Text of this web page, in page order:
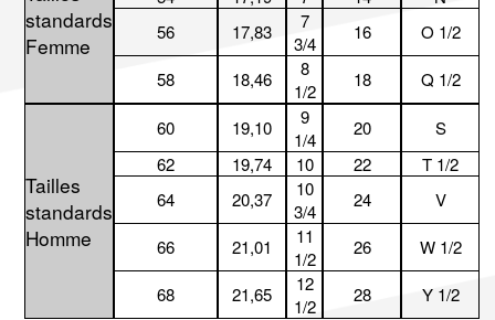
standards
Femme
56
17,83
7
3/4
16 O 1/2
58 18,46
8
1/2
18 Q 1/2
Tailles
standards
Homme
60 19,10
9
1/4
20
S
62
19,74 10 22
T 1/2
64
20,37
10
3/4
24 V
66 21,01
11
1/2
26 W 1/2
68 21,65
12
1/2
28 Y 1/2